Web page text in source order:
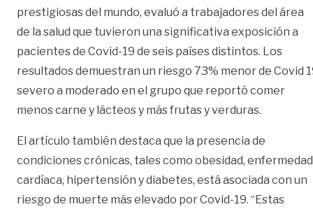
prestigiosas del mundo, evaluó a trabajadores del área
de la salud que tuvieron una significativa exposición a
pacientes de Covid-19 de seis países distintos. Los
resultados demuestran un riesgo 73% menor de Covid
severo a moderado en el grupo que reportó comer
menos carne y lácteos y más frutas y verduras.
El artículo también destaca que la presencia de
condiciones crónicas, tales como obesidad, enfermedad
cardíaca, hipertensión y diabetes, está asociada con un
riesgo de muerte más elevado por Covid-19. “Estas